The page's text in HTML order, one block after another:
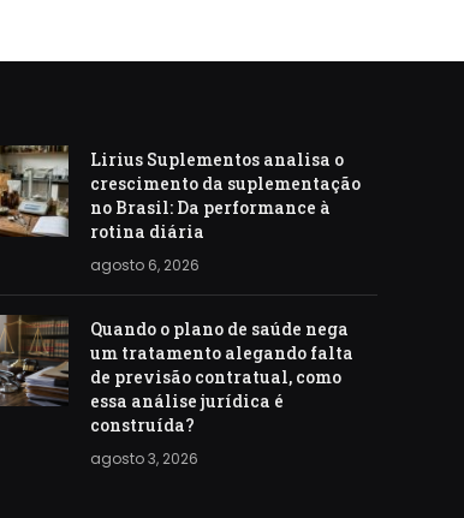
Lirius Suplementos analisa o
crescimento da suplementação
no Brasil: Da performance à
rotina diária
agosto 6, 2026
Quando o plano de saúde nega
um tratamento alegando falta
de previsão contratual, como
essa análise jurídica é
construída?
agosto 3, 2026